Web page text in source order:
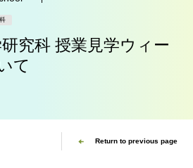
究科 授業見学ウィー
て
Return to previous page